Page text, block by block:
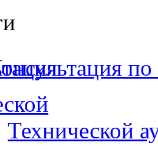
Технической